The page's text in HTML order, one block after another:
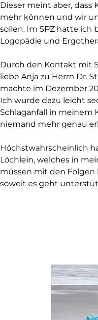
Dieser meint aber, dass
mehr können und wir
sollen. Im SPZ hatte ich
Logopädie und
Durch den Kontakt mit
liebe Anja zu Herrn Dr.
machte im Dezember
Ich wurde dazu leicht
Schlaganfall in meinem
niemand mehr genau
Höchstwahrscheinlich
Löchlein, welches in
müssen mit den
soweit es geht